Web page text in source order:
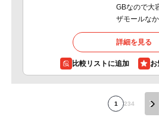
GBなので大
ザモールな
詳細を見る
比較リストに追加
1 234